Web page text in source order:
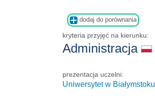
dodaj do porównania
kryteria przyjęć na kierunku:
Administracja
prezentacja uczelni:
Uniwersytet w Białymstoku